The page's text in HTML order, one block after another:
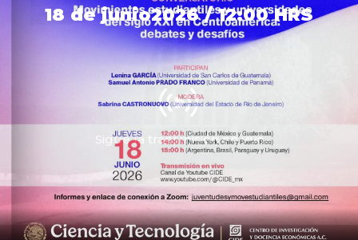
18 de junio2026 / 12:00 HRS
Sigue la transmisión en vivo